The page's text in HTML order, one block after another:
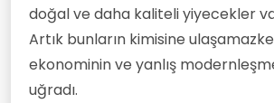
doğal ve daha kaliteli yiyecekler
Artık bunların kimisine
ekonominin ve yanlış
uğradı.